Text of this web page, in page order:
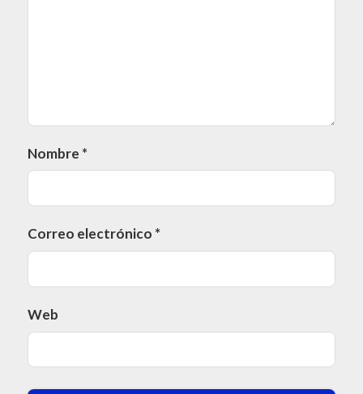
Nombre *
Correo electrónico *
Web